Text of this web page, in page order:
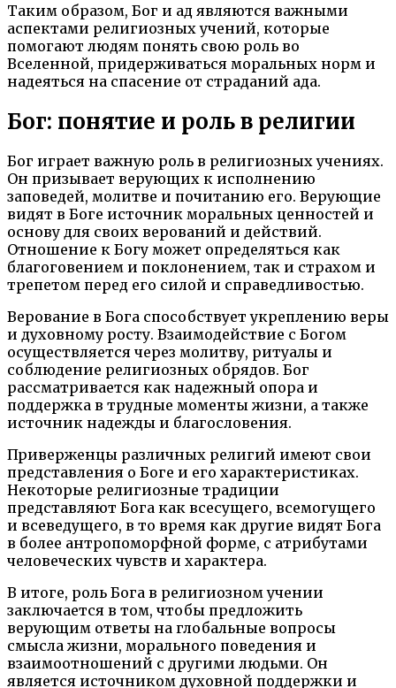
Таким образом, Бог и ад являются важными
аспектами религиозных учений, которые
помогают людям понять свою роль во
Вселенной, придерживаться моральных норм и
надеяться на спасение от страданий ада.
Бог: понятие и роль в религии
Бог играет важную роль в религиозных учениях.
Он призывает верующих к исполнению
заповедей, молитве и почитанию его. Верующие
видят в Боге источник моральных ценностей и
основу для своих верований и действий.
Отношение к Богу может определяться как
благоговением и поклонением, так и страхом и
трепетом перед его силой и справедливостью.
Верование в Бога способствует укреплению веры
и духовному росту. Взаимодействие с Богом
осуществляется через молитву, ритуалы и
соблюдение религиозных обрядов. Бог
рассматривается как надежный опора и
поддержка в трудные моменты жизни, а также
источник надежды и благословения.
Приверженцы различных религий имеют свои
представления о Боге и его характеристиках.
Некоторые религиозные традиции
представляют Бога как всесущего, всемогущего
и всеведущего, в то время как другие видят Бога
в более антропоморфной форме, с атрибутами
человеческих чувств и характера.
В итоге, роль Бога в религиозном учении
заключается в том, чтобы предложить
верующим ответы на глобальные вопросы
смысла жизни, морального поведения и
взаимоотношений с другими людьми. Он
является источником духовной поддержки и